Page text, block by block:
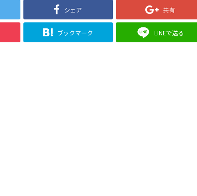
シェア 共有
ブックマーク LINEで送る